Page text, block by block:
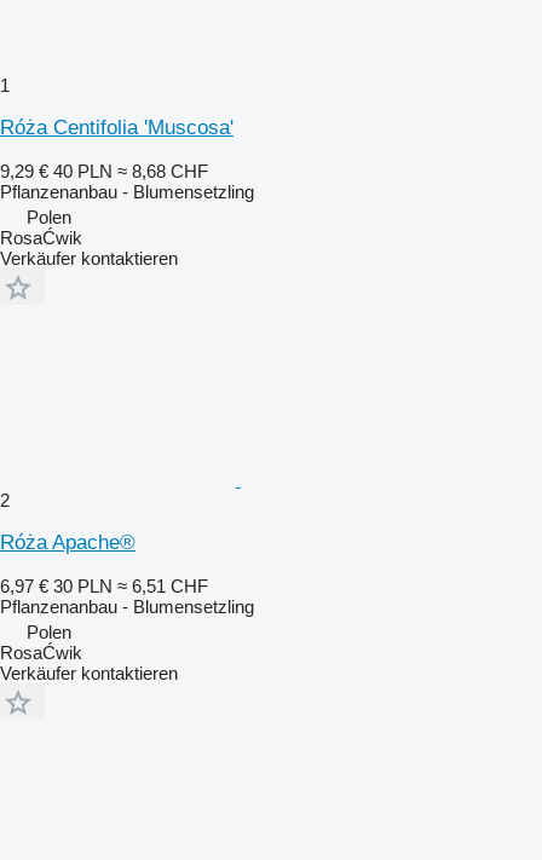
1
Róża Centifolia 'Muscosa'
9,29 € 40 PLN ≈ 8,68 CHF
Pflanzenanbau - Blumensetzling
Polen
RosaĆwik
Verkäufer kontaktieren
2
Róża Apache®
6,97 € 30 PLN ≈ 6,51 CHF
Pflanzenanbau - Blumensetzling
Polen
RosaĆwik
Verkäufer kontaktieren